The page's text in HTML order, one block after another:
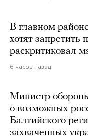
В главном
хотят запретить
раскритиковал
6 часов назад
Министр
о возможных
Балтийского
захваченных